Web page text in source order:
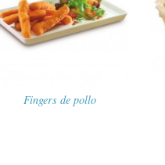
Fingers de pollo